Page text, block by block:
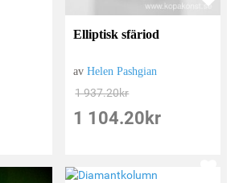
Elliptisk sfäriod
avHelen Pashgian
1 937.20kr
1 104.20 kr